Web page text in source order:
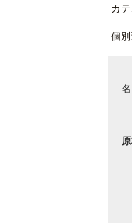
カ
個